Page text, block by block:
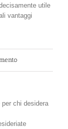
utile
vantaggi
chi desidera